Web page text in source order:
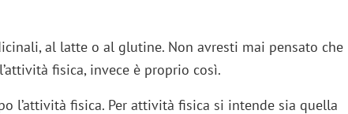
al latte o al glutine. Non avresti mai pensato che
fisica, invece è proprio così.
l’attività fisica. Per attività fisica si intende sia quella